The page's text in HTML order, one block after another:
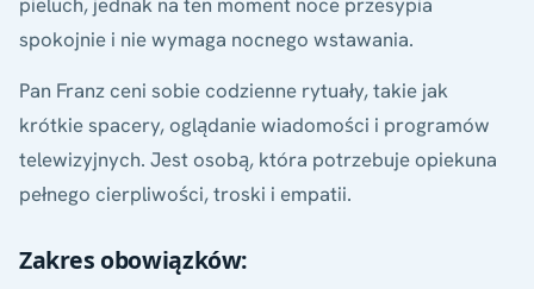
spokojnie i nie wymaga nocnego wstawania.
Pan Franz ceni sobie codzienne rytuały, takie jak
krótkie spacery, oglądanie wiadomości i programów
telewizyjnych. Jest osobą, która potrzebuje opiekuna
pełnego cierpliwości, troski i empatii.
Zakres obowiązków: